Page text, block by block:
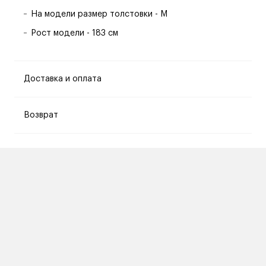
На модели размер толстовки - M
Рост модели - 183 см
Доставка и оплата
Возврат